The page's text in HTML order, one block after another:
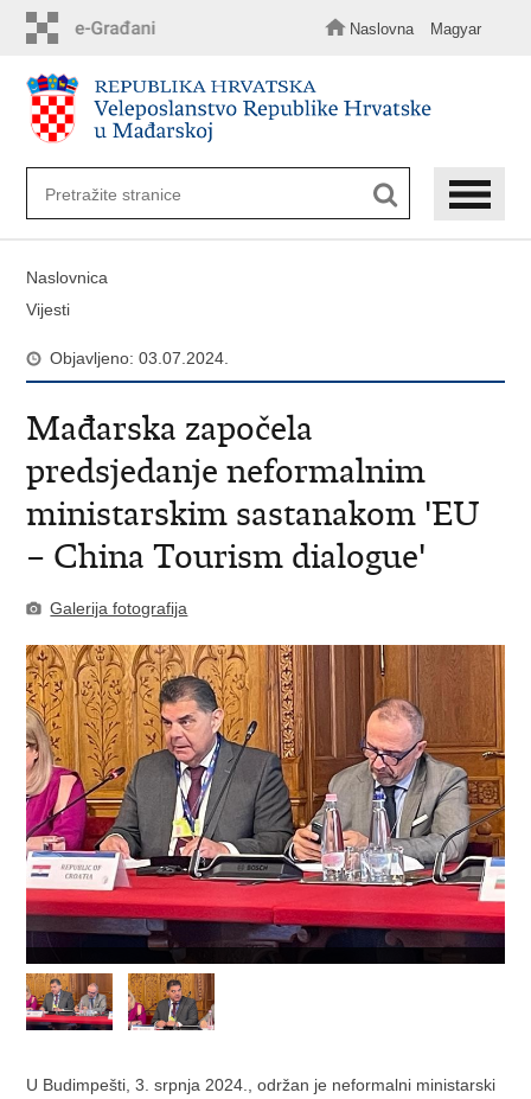
sadržaj
Naslovna Magyar
Naslovnica
Vijesti
Objavljeno: 03.07.2024.
Mađarska započela
predsjedanje neformalnim
ministarskim sastanakom 'EU
– China Tourism dialogue'
Galerija fotografija
U Budimpešti, 3. srpnja 2024., održan je neformalni ministarski